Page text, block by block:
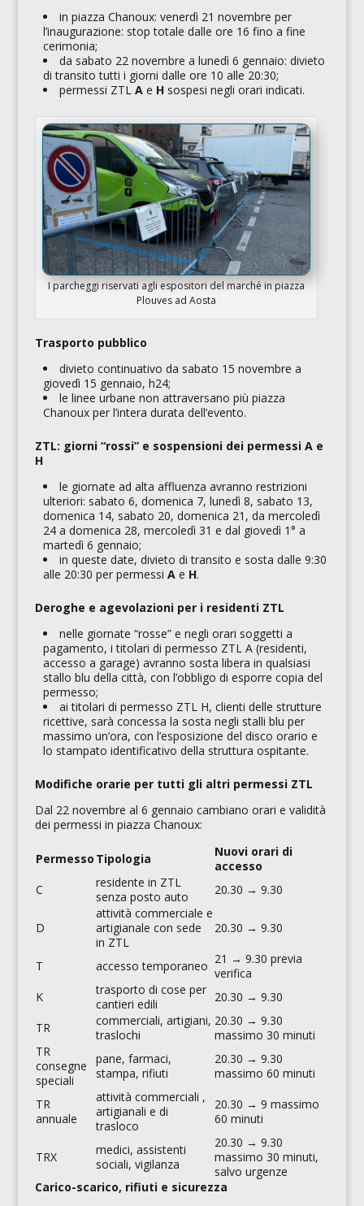
in piazza Chanoux: venerdì 21 novembre per
l’inaugurazione: stop totale dalle ore 16 fino a fine
cerimonia;
da sabato 22 novembre a lunedì 6 gennaio: divieto
di transito tutti i giorni dalle ore 10 alle 20:30;
permessi ZTL Ae Hsospesi negli orari indicati.
I parcheggi riservati agli espositori del marché in piazza
Plouves ad Aosta
Trasporto pubblico
divieto continuativo da sabato 15 novembre a
giovedì 15 gennaio, h24;
le linee urbane non attraversano più piazza
Chanoux per l’intera durata dell’evento.
ZTL: giorni “rossi” e sospensioni dei permessi A e
H
le giornate ad alta affluenza avranno restrizioni
ulteriori: sabato 6, domenica 7, lunedì 8, sabato 13,
domenica 14, sabato 20, domenica 21, da mercoledì
24 a domenica 28, mercoledì 31 e dal giovedì 1° a
martedì 6 gennaio;
in queste date, divieto di transito e sosta dalle 9:30
alle 20:30 per permessi Ae H.
Deroghe e agevolazioni per i residenti ZTL
nelle giornate “rosse” e negli orari soggetti a
pagamento, i titolari di permesso ZTL A (residenti,
accesso a garage) avranno sosta libera in qualsiasi
stallo blu della città, con l’obbligo di esporre copia del
permesso;
ai titolari di permesso ZTL H, clienti delle strutture
ricettive, sarà concessa la sosta negli stalli blu per
massimo un’ora, con l’esposizione del disco orario e
lo stampato identificativo della struttura ospitante.
Modifiche orarie per tutti gli altri permessi ZTL
Dal 22 novembre al 6 gennaio cambiano orari e validità
dei permessi in piazza Chanoux:
Permesso Tipologia
Nuovi orari di
accesso
C
residente in ZTL
senza posto auto
20.30 → 9.30
D
attività commerciale e
artigianale con sede
in ZTL
20.30 → 9.30
T accesso temporaneo 21 → 9.30 previa
verifica
K
trasporto di cose per
cantieri edili
20.30 → 9.30
TR
commerciali, artigiani,
traslochi
20.30 → 9.30
massimo 30 minuti
TR
consegne
speciali
pane, farmaci,
stampa, rifiuti
20.30 → 9.30
massimo 60 minuti
TR
annuale
attività commerciali ,
artigianali e di
trasloco
20.30 → 9 massimo
60 minuti
TRX
medici, assistenti
sociali, vigilanza
20.30 → 9.30
massimo 30 minuti,
salvo urgenze
Carico-scarico, rifiuti e sicurezza